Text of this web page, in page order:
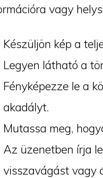
vagy
Készüljön kép a
Legyen látható a
Fényképezze le a
akadályt.
Mutassa meg,
Az üzenetben írja
visszavágást vagy